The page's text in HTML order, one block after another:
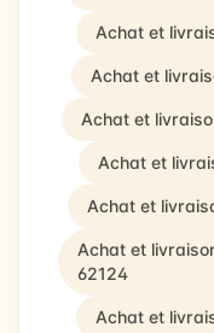
Achat et
Achat et
Achat et
Achat et
Achat et
Achat et
62124
Achat et